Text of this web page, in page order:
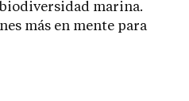
marina.
más en mente para